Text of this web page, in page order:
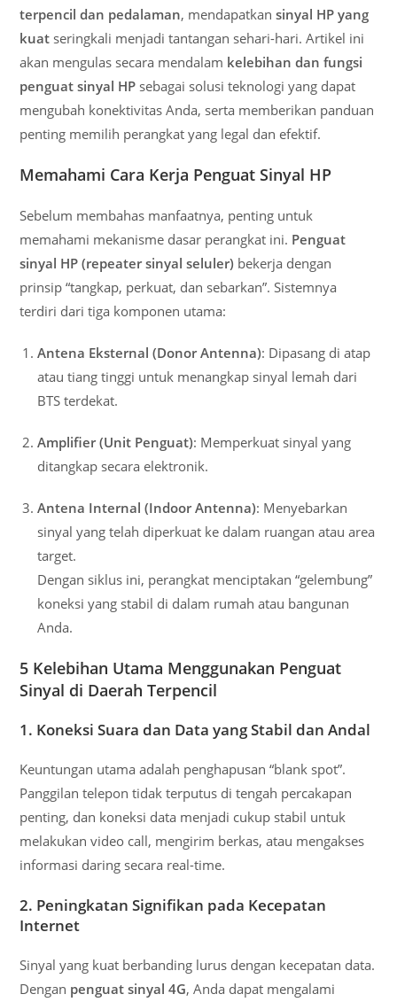
terpencil dan pedalaman, mendapatkansinyal HP yang
kuat seringkali menjadi tantangan sehari-hari. Artikel ini
akan mengulas secara mendalam kelebihan dan fungsi
penguat sinyal HP sebagai solusi teknologi yang dapat
mengubah konektivitas Anda, serta memberikan panduan
penting memilih perangkat yang legal dan efektif.
Memahami Cara Kerja Penguat Sinyal HP
Sebelum membahas manfaatnya, penting untuk
memahami mekanisme dasar perangkat ini. Penguat
sinyal HP (repeater sinyal seluler) bekerja dengan
prinsip “tangkap, perkuat, dan sebarkan”. Sistemnya
terdiri dari tiga komponen utama:
Antena Eksternal (Donor Antenna): Dipasang di atap
atau tiang tinggi untuk menangkap sinyal lemah dari
BTS terdekat.
Amplifier (Unit Penguat): Memperkuat sinyal yang
ditangkap secara elektronik.
Antena Internal (Indoor Antenna): Menyebarkan
sinyal yang telah diperkuat ke dalam ruangan atau area
target.
Dengan siklus ini, perangkat menciptakan “gelembung”
koneksi yang stabil di dalam rumah atau bangunan
Anda.
5 Kelebihan Utama Menggunakan Penguat
Sinyal di Daerah Terpencil
1. Koneksi Suara dan Data yang Stabil dan Andal
Keuntungan utama adalah penghapusan “blank spot”.
Panggilan telepon tidak terputus di tengah percakapan
penting, dan koneksi data menjadi cukup stabil untuk
melakukan video call, mengirim berkas, atau mengakses
informasi daring secara real-time.
2. Peningkatan Signifikan pada Kecepatan
Internet
Sinyal yang kuat berbanding lurus dengan kecepatan data.
Dengan penguat sinyal 4G, Anda dapat mengalami